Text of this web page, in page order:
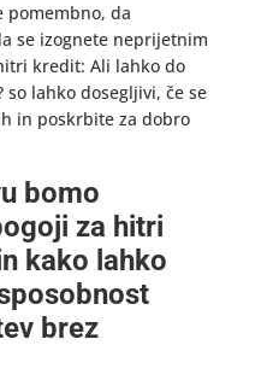
pomembno, da
se izognete neprijetnim
kredit: Ali lahko do
lahko dosegljivi, če se
in poskrbite za dobro
bomo
za hitri
kako lahko
brez